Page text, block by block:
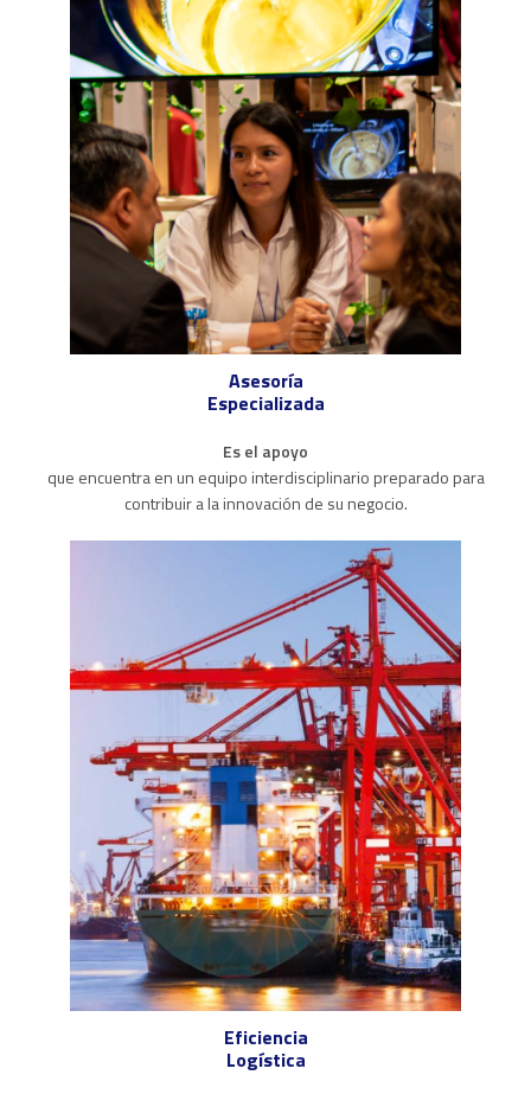
Asesoría
Especializada
Es el apoyo
que encuentra en un equipo interdisciplinario preparado para
contribuir a la innovación de su negocio.
Eficiencia
Logística